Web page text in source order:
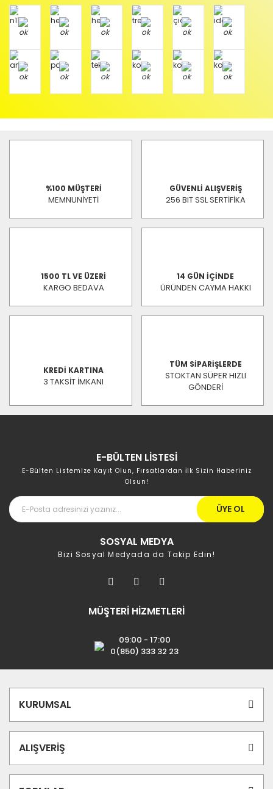
%100 MÜŞTERİ
MEMNUNİYETİ
GÜVENLİ ALIŞVERİŞ
256 BIT SSL SERTİFİKA
1500 TL VE ÜZERİ
KARGO BEDAVA
14 GÜN İÇİNDE
ÜRÜNDEN CAYMA HAKKI
KREDİ KARTINA
3 TAKSİT İMKANI
TÜM SİPARİŞLERDE
STOKTAN SÜPER HIZLI
GÖNDERİ
E-BÜLTEN LİSTESİ
E-Bülten Listemize Kayıt Olun, Fırsatlardan İlk Sizin Haberiniz
Olsun!
ÜYE OL
SOSYAL MEDYA
Bizi Sosyal Medyada da Takip Edin!
MÜŞTERİ HİZMETLERİ
09:00 - 17:00
0(850) 333 32 23
KURUMSAL
ALIŞVERİŞ